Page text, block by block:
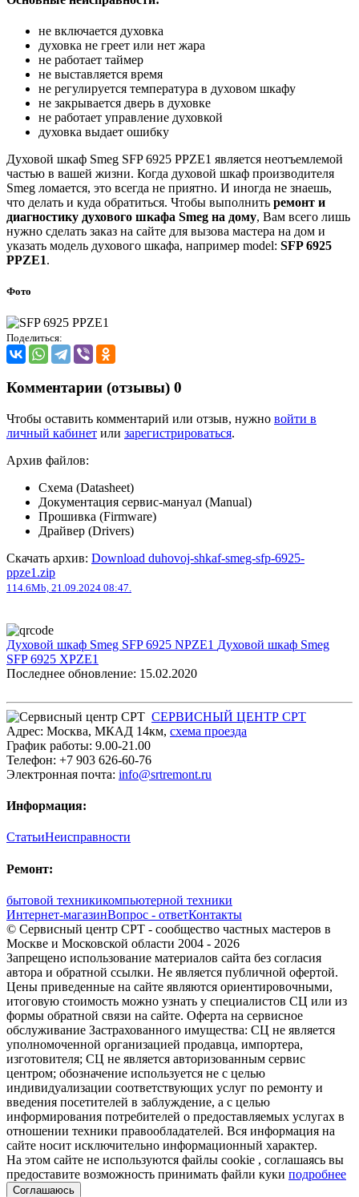
не включается духовка
духовка не греет или нет жара
не работает таймер
не выставляется время
не регулируется температура в духовом шкафу
не закрывается дверь в духовке
не работает управление духовкой
духовка выдает ошибку
Духовой шкаф Smeg SFP 6925 PPZE1 является неотъемлемой
частью в вашей жизни. Когда духовой шкаф производителя
Smeg ломается, это всегда не приятно. И иногда не знаешь,
что делать и куда обратиться. Чтобы выполнить ремонт и
диагностику духового шкафа Smeg на дому, Вам всего лишь
нужно сделать заказ на сайте для вызова мастера на дом и
указать модель духового шкафа, например model: SFP 6925
PPZE1.
Фото
Поделиться:
Комментарии (отзывы) 0
Чтобы оставить комментарий или отзыв, нужно войти в
личный кабинет или зарегистрироваться.
Архив файлов:
Схема (Datasheet)
Документация сервис-мануал (Manual)
Прошивка (Firmware)
Драйвер (Drivers)
Скачать архив: Download duhovoj-shkaf-smeg-sfp-6925-
ppze1.zip
114.6Mb, 21.09.2024 08:47.
Духовой шкаф Smeg SFP 6925 NPZE1 Духовой шкаф Smeg
SFP 6925 XPZE1
Последнее обновление: 15.02.2020
СЕРВИСНЫЙ ЦЕНТР СРТ
Адрес: Москва, МКАД 14км, cхема проезда
График работы: 9.00-21.00
Телефон: +7 903 626-60-76
Электронная почта: info@srtremont.ru
Информация:
СтатьиНеисправности
Ремонт:
бытовой техникикомпьютерной техники
Интернет-магазинВопрос - ответКонтакты
© Сервисный центр СРТ - сообщество частных мастеров в
Москве и Московской области 2004 - 2026
Запрещено использование материалов сайта без согласия
автора и обратной ссылки. Не является публичной офертой.
Цены приведенные на сайте являются ориентировочными,
итоговую стоимость можно узнать у специалистов СЦ или из
формы обратной связи на сайте. Оферта на сервисное
обслуживание Застрахованного имущества: СЦ не является
уполномоченной организацией продавца, импортера,
изготовителя; СЦ не является авторизованным сервис
центром; обозначение используется не с целью
индивидуализации соответствующих услуг по ремонту и
введения посетителей в заблуждение, а с целью
информирования потребителей о предоставляемых услугах в
отношении техники правообладателей. Вся информация на
сайте носит исключительно информационный характер.
На этом сайте не используются файлы cookie , соглашаясь вы
предоставите возможность принимать файли куки подробнее
Соглашаюсь